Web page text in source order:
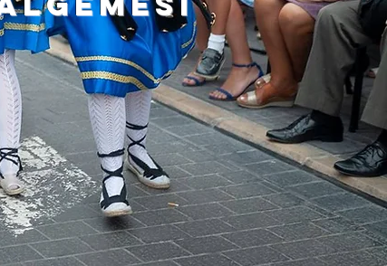
COL·LABORA FESTERS